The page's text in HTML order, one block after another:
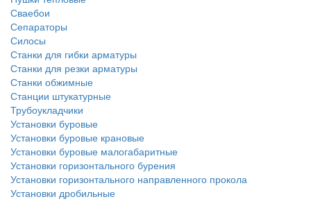
Сваебои
Сепараторы
Силосы
Станки для гибки арматуры
Станки для резки арматуры
Станки обжимные
Станции штукатурные
Трубоукладчики
Установки буровые
Установки буровые крановые
Установки буровые малогабаритные
Установки горизонтального бурения
Установки горизонтального направленного прокола
Установки дробильные